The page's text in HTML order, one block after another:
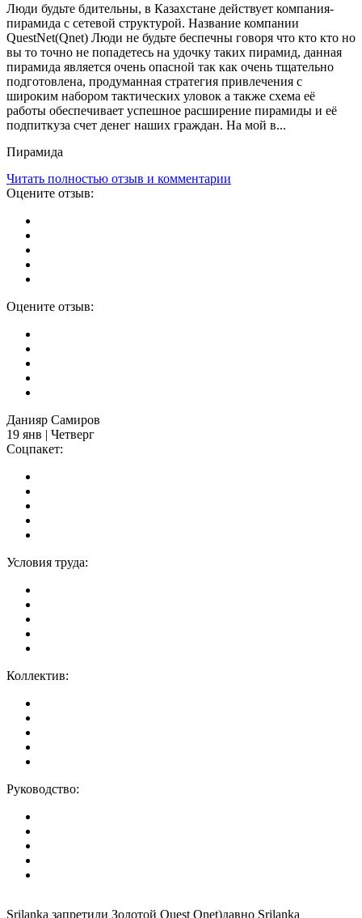
Люди будьте бдительны, в Казахстане действует компания-
пирамида с сетевой структурой. Название компании
QuestNet(Qnet) Люди не будьте беспечны говоря что кто кто но
вы то точно не попадетесь на удочку таких пирамид, данная
пирамида является очень опасной так как очень тщательно
подготовлена, продуманная стратегия привлечения с
широким набором тактических уловок а также схема её
работы обеспечивает успешное расширение пирамиды и её
подпиткуза счет денег наших граждан. На мой в...
Пирамида
Читать полностью отзыв и комментарии
Оцените отзыв:
Оцените отзыв:
Данияр Самиров
19 янв | Четверг
Соцпакет:
Условия труда:
Коллектив:
Руководство:
Srilanka запретили Золотой Quest Qnet)давно Srilanka